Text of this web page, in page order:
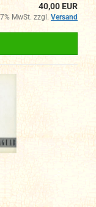
40,00 EUR
MwSt. zzgl. Versand